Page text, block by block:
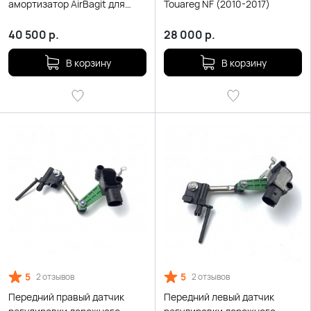
амортизатор AirBagit для
40 500 р.
В корзину
Touareg NF (2010-2017)
28 000 р.
В корзину
5 2 отзывов
Передний правый датчик
5 2 отзывов
Передний левый датчик